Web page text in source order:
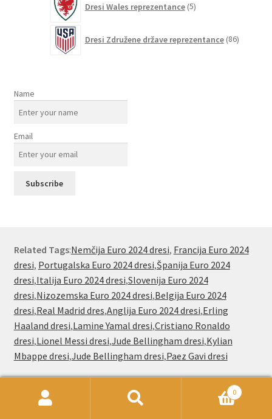
Dresi Wales reprezentance 5izdelkov
Dresi Združene države reprezentance 86izdelkov
Name
Email
Related Tags:Nemčija Euro 2024 dresi, Francija Euro 2024
dresi, Portugalska Euro 2024 dresi,Španija Euro 2024
dresi,Italija Euro 2024 dresi,Slovenija Euro 2024
dresi,Nizozemska Euro 2024 dresi,Belgija Euro 2024
dresi,Real Madrid dres,Anglija Euro 2024 dresi,Erling
Haaland dresi,Lamine Yamal dresi,Cristiano Ronaldo
dresi,Lionel Messi dresi,Jude Bellingham dresi,Kylian
Mbappe dresi,Jude Bellingham dresi,Paez Gavi dresi
Nogometnionline.com že od leta 2000
0